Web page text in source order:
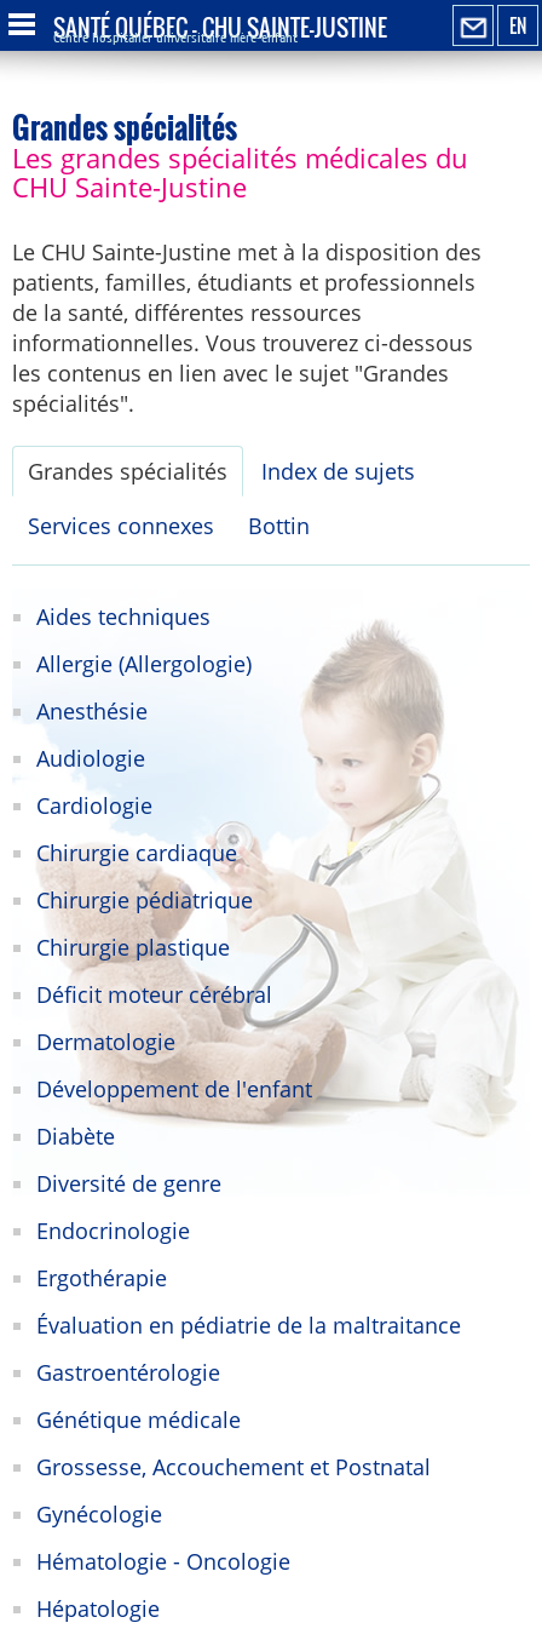
EN
SANTÉ QUÉBEC - CHU SAINTE-JUSTINE
Centre hospitalier universitaire mère-enfant
Grandes spécialités
Les grandes spécialités médicales du
CHU Sainte-Justine
Le CHU Sainte-Justine met à la disposition des
patients, familles, étudiants et professionnels
de la santé, différentes ressources
informationnelles. Vous trouverez ci-dessous
les contenus en lien avec le sujet "Grandes
spécialités".
Grandes spécialités
Index de sujets
Services connexes
Bottin
Aides techniques
Allergie (Allergologie)
Anesthésie
Audiologie
Cardiologie
Chirurgie cardiaque
Chirurgie pédiatrique
Chirurgie plastique
Déficit moteur cérébral
Dermatologie
Développement de l'enfant
Diabète
Diversité de genre
Endocrinologie
Ergothérapie
Évaluation en pédiatrie de la maltraitance
Gastroentérologie
Génétique médicale
Grossesse, Accouchement et Postnatal
Gynécologie
Hématologie - Oncologie
Hépatologie